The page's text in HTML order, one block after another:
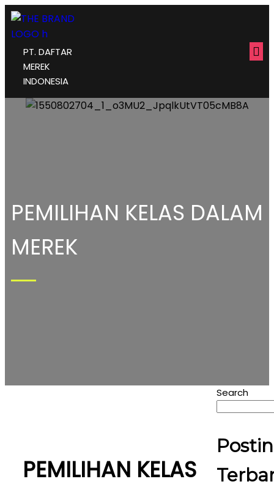
PT. DAFTAR
MEREK
INDONESIA
PEMILIHAN KELAS DALAM
MEREK
PEMILIHAN KELAS
Search